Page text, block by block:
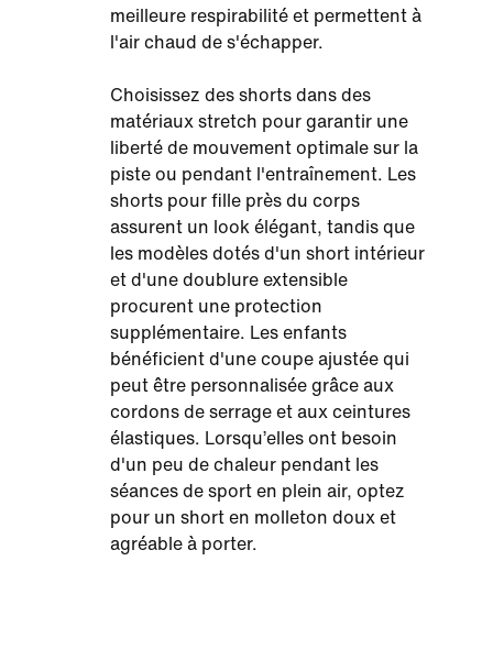
meilleure respirabilité et permettent à
l'air chaud de s'échapper.
Choisissez des shorts dans des
matériaux stretch pour garantir une
liberté de mouvement optimale sur la
piste ou pendant l'entraînement. Les
shorts pour fille près du corps
assurent un look élégant, tandis que
les modèles dotés d'un short intérieur
et d'une doublure extensible
procurent une protection
supplémentaire. Les enfants
bénéficient d'une coupe ajustée qui
peut être personnalisée grâce aux
cordons de serrage et aux ceintures
élastiques. Lorsqu’elles ont besoin
d'un peu de chaleur pendant les
séances de sport en plein air, optez
pour un short en molleton doux et
agréable à porter.